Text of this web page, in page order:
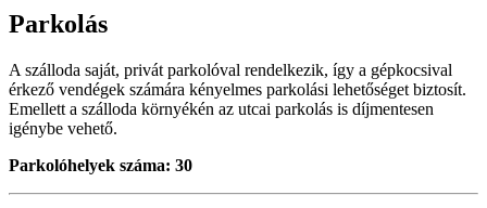
Parkolás
A szálloda saját, privát parkolóval rendelkezik, így a gépkocsival
érkező vendégek számára kényelmes parkolási lehetőséget biztosít.
Emellett a szálloda környékén az utcai parkolás is díjmentesen
igénybe vehető.
Parkolóhelyek száma: 30